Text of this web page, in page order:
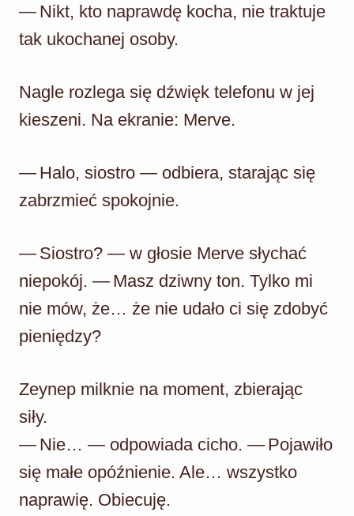
— Nikt, kto naprawdę kocha, nie traktuje
tak ukochanej osoby.
Nagle rozlega się dźwięk telefonu w jej
kieszeni. Na ekranie: Merve.
— Halo, siostro — odbiera, starając się
zabrzmieć spokojnie.
— Siostro? — w głosie Merve słychać
niepokój. — Masz dziwny ton. Tylko mi
nie mów, że… że nie udało ci się zdobyć
pieniędzy?
Zeynep milknie na moment, zbierając
siły.
— Nie… — odpowiada cicho. — Pojawiło
się małe opóźnienie. Ale… wszystko
naprawię. Obiecuję.